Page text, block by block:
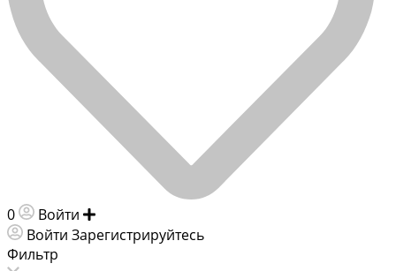
0 Войти
Войти Зарегистрируйтесь
Фильтр